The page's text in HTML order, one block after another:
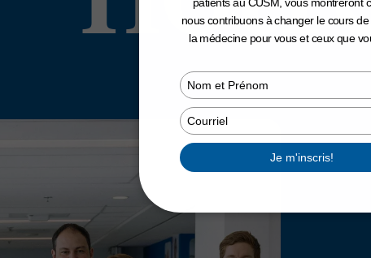
nous contribuons à changer le cours
la médecine pour vous et ceux que
your
your
email
Je m'inscris!